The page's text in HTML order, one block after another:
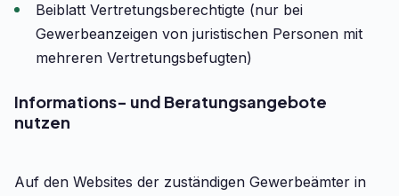
Beiblatt Vertretungsberechtigte (nur bei
Gewerbeanzeigen von juristischen Personen mit
mehreren Vertretungsbefugten)
Informations- und Beratungsangebote
nutzen
Auf den Websites der zuständigen Gewerbeämter in